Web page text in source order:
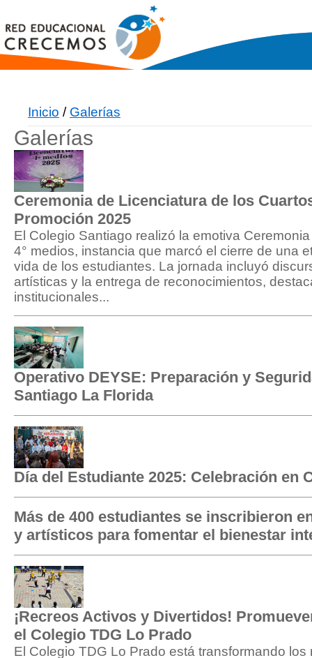
Inicio / Galerías
Galerías
Ceremonia de Licenciatura de los
Promoción 2025
El Colegio Santiago realizó la emotiva
4° medios, instancia que marcó el cierre de una
vida de los estudiantes. La jornada incluyó
artísticas y la entrega de reconocimientos,
institucionales...
Operativo DEYSE: Preparación y
Santiago La Florida
Día del Estudiante 2025: Celebración en
Más de 400 estudiantes se inscribieron
y artísticos para fomentar el bienestar
¡Recreos Activos y Divertidos!
el Colegio TDG Lo Prado
El Colegio TDG Lo Prado está transformando